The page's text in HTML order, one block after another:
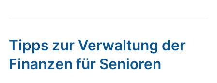
Tipps zur Verwaltung der
Finanzen für Senioren